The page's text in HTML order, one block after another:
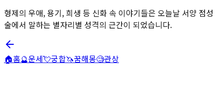
형제의 우애, 용기, 희생 등 신화 속 이야기들은 오늘날 서양 점성
술에서 말하는 별자리별 성격의 근간이 되었습니다.
🏠홈🔮운세💘궁합🦄꿈해몽🧐관상